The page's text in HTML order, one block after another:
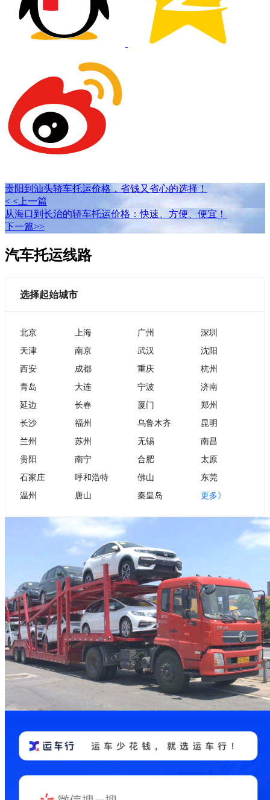
贵阳到汕头轿车托运价格，省钱又省心的选择！
< <上一篇
从海口到长治的轿车托运价格：快速、方便、便宜！
下一篇>>
汽车托运线路
选择起始城市
北京 上海 广州
深圳
天津
南京 武汉
沈阳
西安
成都 重庆
杭州
青岛
大连 宁波
济南
延边
长春 厦门
郑州
长沙
福州 乌鲁木齐
昆明
兰州
苏州 无锡
南昌
贵阳
南宁 合肥
太原
石家庄
呼和浩特 佛山
东莞
温州
唐山 秦皇岛 更多》